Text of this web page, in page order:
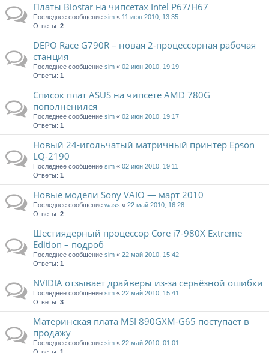
Платы Biostar на чипсетах Intel P67/H67
Последнее сообщение sim « 11 июн 2010, 13:35
Ответы: 2
DEPO Race G790R – новая 2-процессорная рабочая
станция
Последнее сообщение sim « 02 июн 2010, 19:19
Ответы: 1
Список плат ASUS на чипсете AMD 780G
пополненился
Последнее сообщение sim « 02 июн 2010, 19:17
Ответы: 1
Новый 24-игольчатый матричный принтер Epson
LQ-2190
Последнее сообщение sim « 02 июн 2010, 19:11
Ответы: 1
Новые модели Sony VAIO — март 2010
Последнее сообщение wass « 22 май 2010, 16:28
Ответы: 2
Шестиядерный процессор Core i7-980X Extreme
Edition – подроб
Последнее сообщение sim « 22 май 2010, 15:42
Ответы: 1
NVIDIA отзывает драйверы из-за серьёзной ошибки
Последнее сообщение sim « 22 май 2010, 15:41
Ответы: 3
Материнская плата MSI 890GXM-G65 поступает в
продажу
Последнее сообщение sim « 22 май 2010, 01:01